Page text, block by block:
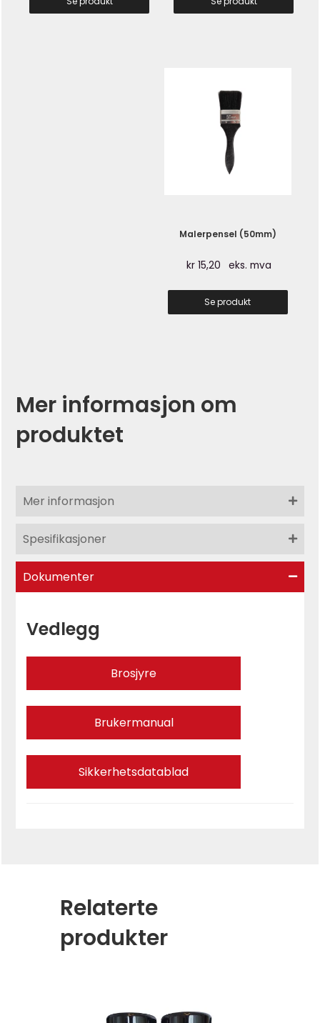
Malerpensel (50mm)
kr 15,20 eks. mva
Se produkt
Mer informasjon om
produktet
Mer informasjon
Spesifikasjoner
Dokumenter
Vedlegg
Brosjyre
Brukermanual
Sikkerhetsdatablad
Relaterte
produkter